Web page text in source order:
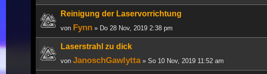
Reinigung der Laservorrichtung
von Fynn » Do 28 Nov, 2019 2:38 pm
Laserstrahl zu dick
von JanoschGawlytta» So 10 Nov, 2019 11:52 am